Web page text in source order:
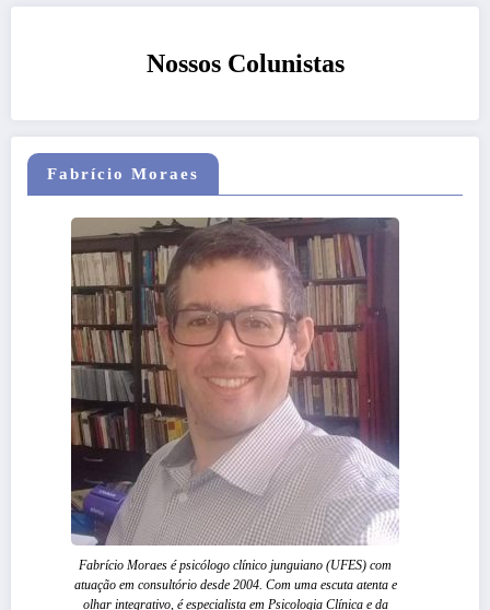
Nossos Colunistas
Fabrício Moraes
Fabrício Moraes é psicólogo clínico junguiano (UFES) com
atuação em consultório desde 2004. Com uma escuta atenta e
olhar integrativo, é especialista em Psicologia Clínica e da